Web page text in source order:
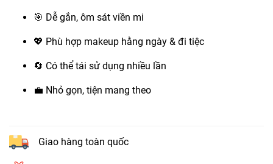
🎯 Dễ gắn, ôm sát viền mi
💖 Phù hợp makeup hằng ngày & đi tiệc
🔄 Có thể tái sử dụng nhiều lần
💼 Nhỏ gọn, tiện mang theo
Giao hàng toàn quốc